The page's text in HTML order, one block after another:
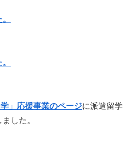
」応援事業のページに派遣留学
した。